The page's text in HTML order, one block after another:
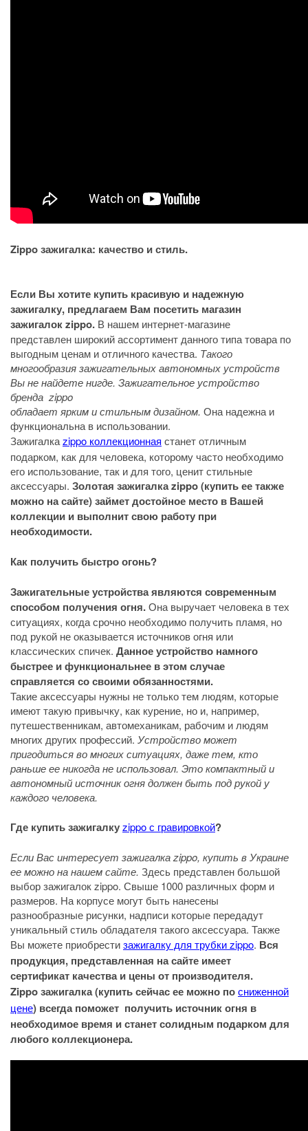
Zippo зажигалка: качество и стиль.
Если Вы хотите купить красивую и надежную
зажигалку, предлагаем Вам посетить магазин
зажигалок zippo. В нашем интернет-магазине
представлен широкий ассортимент данного типа товара по
выгодным ценам и отличного качества. Такого
многообразия зажигательных автономных устройств
Вы не найдете нигде. Зажигательное устройство
бренда zippo
обладает ярким и стильным дизайном. Она надежна и
функциональна в использовании.
Зажигалкаzippo коллекционная станет отличным
подарком, как для человека, которому часто необходимо
его использование, так и для того, ценит стильные
аксессуары. Золотая зажигалка zippo (купить ее также
можно на сайте) займет достойное место в Вашей
коллекции и выполнит свою работу при
необходимости.
Как получить быстро огонь?
Зажигательные устройства являются современным
способом получения огня.Она выручает человека в тех
ситуациях, когда срочно необходимо получить пламя, но
под рукой не оказывается источников огня или
классических спичек. Данное устройство намного
быстрее и функциональнее в этом случае
справляется со своими обязанностями.
Такие аксессуары нужны не только тем людям, которые
имеют такую привычку, как курение, но и, например,
путешественникам, автомеханикам, рабочим и людям
многих других профессий. Устройство может
пригодиться во многих ситуациях, даже тем, кто
раньше ее никогда не использовал. Это компактный и
автономный источник огня должен быть под рукой у
каждого человека.
Где купить зажигалкуzippo с гравировкой?
Если Вас интересует зажигалка zippo, купить в Украине
ее можно на нашем сайте. Здесь представлен большой
выбор зажигалок zippo. Свыше 1000 различных форм и
размеров. На корпусе могут быть нанесены
разнообразные рисунки, надписи которые передадут
уникальный стиль обладателя такого аксессуара. Также
Вы можете приобрестизажигалку для трубки zippo. Вся
продукция, представленная на сайте имеет
сертификат качества и цены от производителя.
Zippo зажигалка (купить сейчас ее можно посниженной
цене) всегда поможет получить источник огня в
необходимое время и станет солидным подарком для
любого коллекционера.